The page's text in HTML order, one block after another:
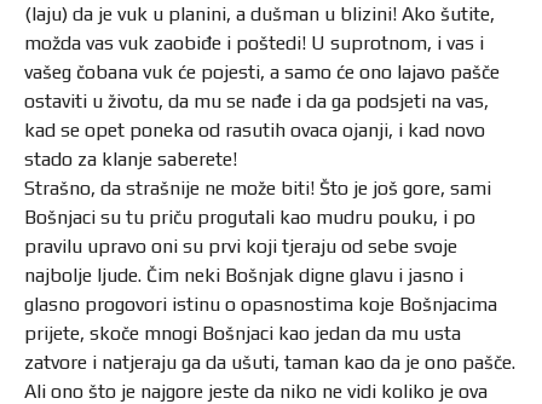
(laju) da je vuk u planini, a dušman u blizini! Ako šutite,
možda vas vuk zaobiđe i poštedi! U suprotnom, i vas i
vašeg čobana vuk će pojesti, a samo će ono lajavo pašče
ostaviti u životu, da mu se nađe i da ga podsjeti na vas,
kad se opet poneka od rasutih ovaca ojanji, i kad novo
stado za klanje saberete!
Strašno, da strašnije ne može biti! Što je još gore, sami
Bošnjaci su tu priču progutali kao mudru pouku, i po
pravilu upravo oni su prvi koji tjeraju od sebe svoje
najbolje ljude. Čim neki Bošnjak digne glavu i jasno i
glasno progovori istinu o opasnostima koje Bošnjacima
prijete, skoče mnogi Bošnjaci kao jedan da mu usta
zatvore i natjeraju ga da ušuti, taman kao da je ono pašče.
Ali ono što je najgore jeste da niko ne vidi koliko je ova